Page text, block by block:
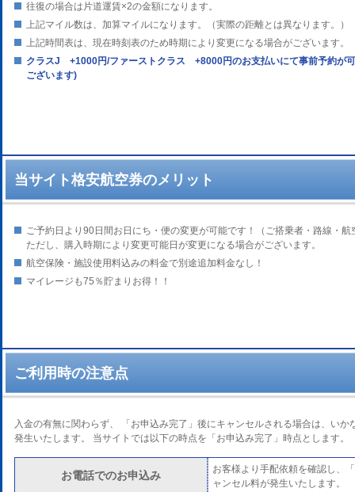
往復の場合は片道運賃×2の金額になります。
上記マイル数は、加算マイルになります。（実際の距離とは異なります。）
上記時間表は、現在時刻表のため時期により変更になる場合がございます。
クラスJ +1000円/ファーストクラス +8000円のお支払いにて事前予約が
ございます)
当サイト格安航空券のメリット
ご予約日より90日間お日にち・便の変更が可能です！（ご搭乗者・路線・航
ただし、購入時期により変更可能日が変更になる場合がございます。
航空保険・施設使用料込みの料金で別途追加料金なし！
マイレージも75％貯まりお得！！
ご利用時の注意点
入金の有無に関わらず、 「お申込み完了」後にキャンセルされる場合は、い
発生いたします。 当サイトでは以下の時点を「お申込み完了」時点とします。
お電話でのお申込み
お客様より手配依頼を確認し、
ャンセル料が発生いたします。